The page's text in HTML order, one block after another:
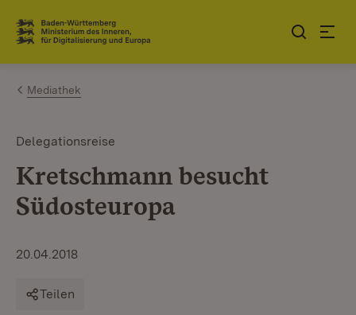
Zum Inhalt springen
Link zur Startseite
Mediathek
Delegationsreise
Kretschmann besucht
Südosteuropa
20.04.2018
Teilen